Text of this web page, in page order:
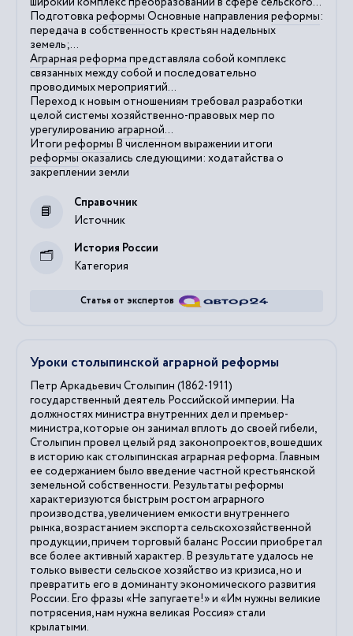
Подготовка реформы Основные направления реформы:
передача в собственность крестьян надельных
земель;...
Аграрная реформа представляла собой комплекс
связанных между собой и последовательно
проводимых мероприятий...
Переход к новым отношениям требовал разработки
целой системы хозяйственно-правовых мер по
урегулированию аграрной...
Итоги реформы В численном выражении итоги
реформыоказались следующими: ходатайства о
закреплении земли
Источник
Справочник
Категория
История России
Статья от экспертов
Уроки столыпинской аграрной реформы
Петр Аркадьевич Столыпин (1862-1911)
государственный деятель Российской империи. На
должностях министра внутренних дел и премьер-
министра, которые он занимал вплоть до своей гибели,
Столыпин провел целый ряд законопроектов, вошедших
в историю как столыпинская аграрная реформа. Главным
ее содержанием было введение частной крестьянской
земельной собственности. Результаты реформы
характеризуются быстрым ростом аграрного
производства, увеличением емкости внутреннего
рынка, возрастанием экспорта сельскохозяйственной
продукции, причем торговый баланс России приобретал
все более активный характер. В результате удалось не
только вывести сельское хозяйство из кризиса, но и
превратить его в доминанту экономического развития
России. Его фразы «Не запугаете!» и «Им нужны великие
потрясения, нам нужна великая Россия» стали
крылатыми.